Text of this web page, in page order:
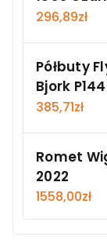
296,89zł
Półbuty
Bjork
385,71zł
Romet
2022
1558,00zł